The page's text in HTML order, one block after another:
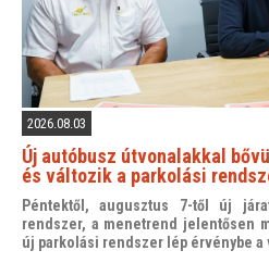
2026.08.03
Új autóbusz útvonalakkal
és változik a parkolási
Péntektől, augusztus 7-től új
rendszer, a menetrend jelentősen
új parkolási rendszer lép érvénybe